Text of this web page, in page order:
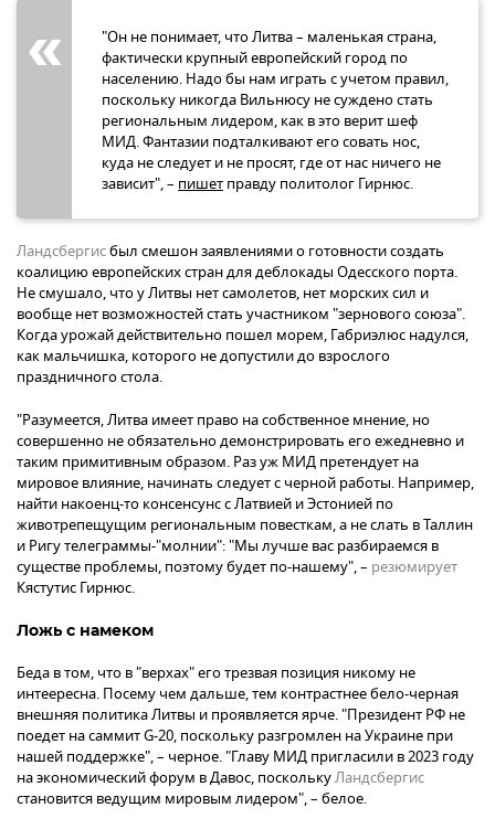
"Он не понимает, что Литва – маленькая страна,
фактически крупный европейский город по
населению. Надо бы нам играть с учетом правил,
поскольку никогда Вильнюсу не суждено стать
региональным лидером, как в это верит шеф
МИД. Фантазии подталкивают его совать нос,
куда не следует и не просят, где от нас ничего не
зависит", – пишет правду политолог Гирнюс.
Ландсбергисбыл смешон заявлениями о готовности создать
коалицию европейских стран для деблокады Одесского порта.
Не смушало, что у Литвы нет самолетов, нет морских сил и
вообще нет возможностей стать участником "зернового союза".
Когда урожай действительно пошел морем, Габриэлюс надулся,
как мальчишка, которого не допустили до взрослого
праздничного стола.
"Разумеется, Литва имеет право на собственное мнение, но
совершенно не обязательно демонстрировать его ежедневно и
таким примитивным образом. Раз уж МИД претендует на
мировое влияние, начинать следует с черной работы. Например,
найти накоенц-то консенсунс с Латвией и Эстонией по
животрепещущим региональным повесткам, а не слать в Таллин
и Ригу телеграммы-"молнии": "Мы лучше вас разбираемся в
существе проблемы, поэтому будет по-нашему", – резюмирует
Кястутис Гирнюс.
Ложь с намеком
Беда в том, что в "верхах" его трезвая позиция никому не
интеересна. Посему чем дальше, тем контрастнее бело-черная
внешняя политика Литвы и проявляется ярче. "Президент РФ не
поедет на саммит G-20, поскольку разгромлен на Украине при
нашей поддержке", – черное. "Главу МИД пригласили в 2023 году
на экономический форум в Давос, посколькуЛандсбергис
становится ведущим мировым лидером", – белое.